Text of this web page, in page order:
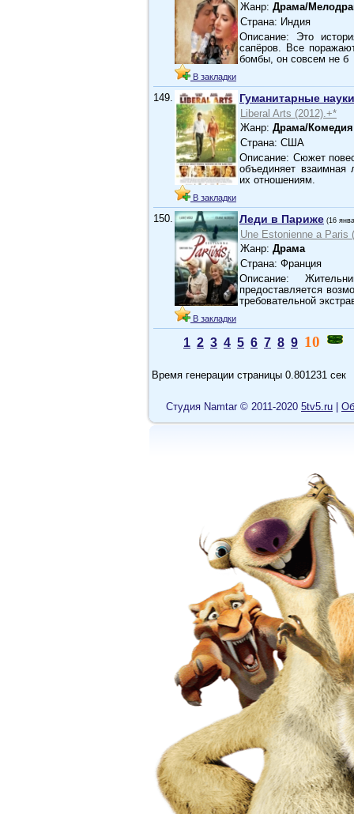
В закладки
Жанр: Драма/
Страна: Индия
Описание: Это
сапёров. Все
бомбы, он совсем не б
149.
В закладки
Гуманитарные науки
Liberal Arts (2012).+*
Жанр: Драма/Комедия
Страна: США
Описание: Сюжет
объединяет
их отношениям.
150.
В закладки
Леди в Париже (16
Une Estonienne а Paris
Жанр: Драма
Страна: Франция
Описание:
предоставляется
требовательной
1 2 3 4 5 6 7 8 9 10
Время генерации страницы 0.801231 сек
Cтудия Namtar © 2011-2020 5tv5.ru